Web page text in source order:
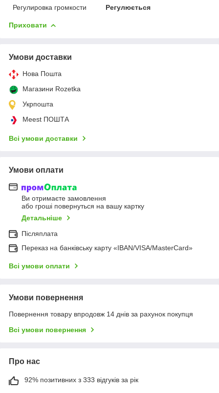
Регулировка громкости
Регулюється
Приховати
Умови доставки
Нова Пошта
Магазини Rozetka
Укрпошта
Meest ПОШТА
Всі умови доставки
Умови оплати
Ви отримаєте замовлення
або гроші повернуться на вашу картку
Детальніше
Післяплата
Переказ на банківську карту «IBAN/VISA/MasterCard»
Всі умови оплати
Умови повернення
Повернення товару впродовж 14 днів за рахунок покупця
Всі умови повернення
Про нас
92% позитивних з 333 відгуків за рік